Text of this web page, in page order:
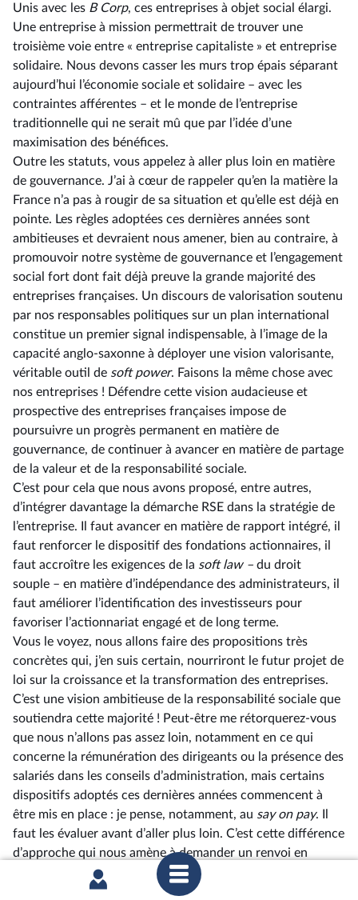
Unis avec les B Corp, ces entreprises à objet social élargi.
Une entreprise à mission permettrait de trouver une
troisième voie entre « entreprise capitaliste » et entreprise
solidaire. Nous devons casser les murs trop épais séparant
aujourd’hui l’économie sociale et solidaire – avec les
contraintes afférentes – et le monde de l’entreprise
traditionnelle qui ne serait mû que par l’idée d’une
maximisation des bénéfices.
Outre les statuts, vous appelez à aller plus loin en matière
de gouvernance. J’ai à cœur de rappeler qu’en la matière la
France n’a pas à rougir de sa situation et qu’elle est déjà en
pointe. Les règles adoptées ces dernières années sont
ambitieuses et devraient nous amener, bien au contraire, à
promouvoir notre système de gouvernance et l’engagement
social fort dont fait déjà preuve la grande majorité des
entreprises françaises. Un discours de valorisation soutenu
par nos responsables politiques sur un plan international
constitue un premier signal indispensable, à l’image de la
capacité anglo-saxonne à déployer une vision valorisante,
véritable outil de soft power. Faisons la même chose avec
nos entreprises ! Défendre cette vision audacieuse et
prospective des entreprises françaises impose de
poursuivre un progrès permanent en matière de
gouvernance, de continuer à avancer en matière de partage
de la valeur et de la responsabilité sociale.
C’est pour cela que nous avons proposé, entre autres,
d’intégrer davantage la démarche RSE dans la stratégie de
l’entreprise. Il faut avancer en matière de rapport intégré, il
faut renforcer le dispositif des fondations actionnaires, il
faut accroître les exigences de la soft law–⁠ du droit
souple – en matière d’indépendance des administrateurs, il
faut améliorer l’identification des investisseurs pour
favoriser l’actionnariat engagé et de long terme.
Vous le voyez, nous allons faire des propositions très
concrètes qui, j’en suis certain, nourriront le futur projet de
loi sur la croissance et la transformation des entreprises.
C’est une vision ambitieuse de la responsabilité sociale que
soutiendra cette majorité ! Peut-être me rétorquerez-vous
que nous n’allons pas assez loin, notamment en ce qui
concerne la rémunération des dirigeants ou la présence des
salariés dans les conseils d’administration, mais certains
dispositifs adoptés ces dernières années commencent à
être mis en place : je pense, notamment, au say on pay. Il
faut les évaluer avant d’aller plus loin. C’est cette différence
d’approche qui nous amène à demander un renvoi en
commission, mais je n’en demeure pas moins convaincu que
nous pourrons trouver des points de convergence, lors de